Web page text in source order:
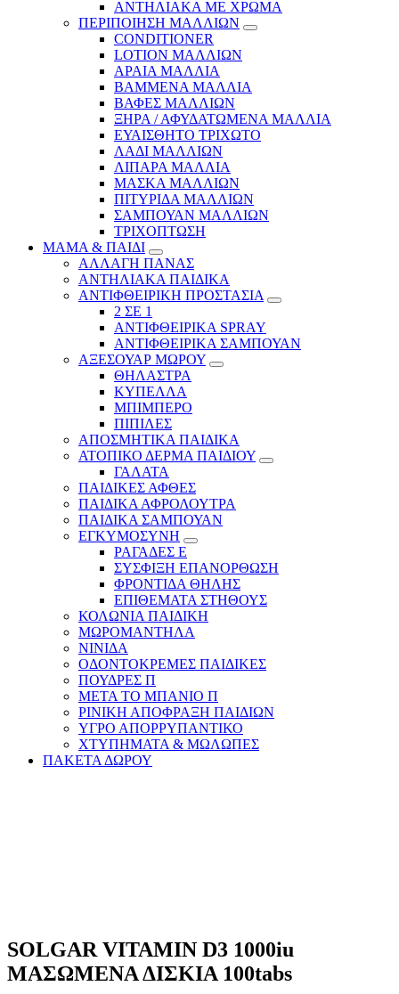
ΑΝΤΗΛΙΑΚΑ ΜΕ ΧΡΩΜΑ
ΠΕΡΙΠΟΙΗΣΗ ΜΑΛΛΙΩΝ
CONDITIONER
LOTION ΜΑΛΛΙΩΝ
ΑΡΑΙΑ ΜΑΛΛΙΑ
ΒΑΜΜΕΝΑ ΜΑΛΛΙΑ
ΒΑΦΕΣ ΜΑΛΛΙΩΝ
ΞΗΡΑ / ΑΦΥΔΑΤΩΜΕΝΑ ΜΑΛΛΙΑ
ΕΥΑΙΣΘΗΤΟ ΤΡΙΧΩΤΟ
ΛΑΔΙ ΜΑΛΛΙΩΝ
ΛΙΠΑΡΑ ΜΑΛΛΙΑ
ΜΑΣΚΑ ΜΑΛΛΙΩΝ
ΠΙΤΥΡΙΔΑ ΜΑΛΛΙΩΝ
ΣΑΜΠΟΥΑΝ ΜΑΛΛΙΩΝ
ΤΡΙΧΟΠΤΩΣΗ
ΜΑΜΑ & ΠΑΙΔΙ
ΑΛΛΑΓΗ ΠΑΝΑΣ
ΑΝΤΗΛΙΑΚΑ ΠΑΙΔΙΚΑ
ΑΝΤΙΦΘΕΙΡΙΚΗ ΠΡΟΣΤΑΣΙΑ
2 ΣΕ 1
ΑΝΤΙΦΘΕΙΡΙΚΑ SPRAY
ΑΝΤΙΦΘΕΙΡΙΚΑ ΣΑΜΠΟΥΑΝ
ΑΞΕΣΟΥΑΡ ΜΩΡΟΥ
ΘΗΛΑΣΤΡΑ
ΚΥΠΕΛΛΑ
ΜΠΙΜΠΕΡΟ
ΠΙΠΙΛΕΣ
ΑΠΟΣΜΗΤΙΚΑ ΠΑΙΔΙΚΑ
ΑΤΟΠΙΚΟ ΔΕΡΜΑ ΠΑΙΔΙΟΥ
ΓΑΛΑΤΑ
ΠΑΙΔΙΚΕΣ ΑΦΘΕΣ
ΠΑΙΔΙΚΑ ΑΦΡΟΛΟΥΤΡΑ
ΠΑΙΔΙΚΑ ΣΑΜΠΟΥΑΝ
ΕΓΚΥΜΟΣΥΝΗ
ΡΑΓΑΔΕΣ Ε
ΣΥΣΦΙΞΗ ΕΠΑΝΟΡΘΩΣΗ
ΦΡΟΝΤΙΔΑ ΘΗΛΗΣ
ΕΠΙΘΕΜΑΤΑ ΣΤΗΘΟΥΣ
ΚΟΛΩΝΙΑ ΠΑΙΔΙΚΗ
ΜΩΡΟΜΑΝΤΗΛΑ
ΝΙΝΙΔΑ
ΟΔΟΝΤΟΚΡΕΜΕΣ ΠΑΙΔΙΚΕΣ
ΠΟΥΔΡΕΣ Π
ΜΕΤΑ ΤΟ ΜΠΑΝΙΟ Π
ΡΙΝΙΚΗ ΑΠΟΦΡΑΞΗ ΠΑΙΔΙΩΝ
ΥΓΡΟ ΑΠΟΡΡΥΠΑΝΤΙΚΟ
ΧΤΥΠΗΜΑΤΑ & ΜΩΛΩΠΕΣ
ΠΑΚΕΤΑ ΔΩΡΟΥ
SOLGAR VITAMIN D3 1000iu
ΜΑΣΩΜΕΝΑ ΔΙΣΚΙΑ 100tabs